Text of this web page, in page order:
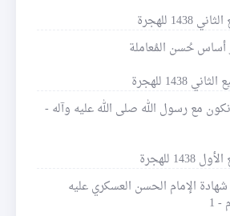
أساس حُسن المُعاملة
مع رسول الله صلى الله عليه وآله -
الإمام الحسن العسكري عليه
1